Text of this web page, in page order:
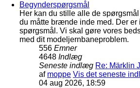
Begynderspørgsmål
Her kan du stille alle de
du måtte brænde inde med. Der er
spørgsmål. Vi skal gøre vores
med dit modeljernbaneproblem.
556 Emner
4648 Indlæg
Seneste indlæg Re: Märklin
af moppe Vis det seneste
04 aug 2026, 18:59